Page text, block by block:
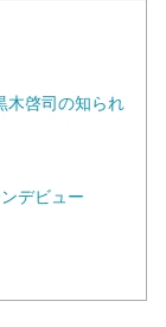
木啓司の知られ
デビュー